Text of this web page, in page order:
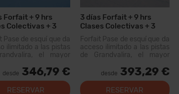
Forfait + 9 hrs
Colectivas + 3
Material
Pase de esquí que da
ilimitado a las pistas
el mayor
Con este forfait
recorrer más de...
desde 346,79 €
RESERVAR
3 días Forfait + 9 hrs
Clases Colectivas + 3
Menús + 3 días Alquiler
Material
Forfait Pase de esquí que da
acceso ilimitado a las pistas
de Grandvalira, el mayor
Pirineos. Con este forfait
podrás recorrer más de 200
km de pistas, con opciones
desde 393,29 €
RESERVAR